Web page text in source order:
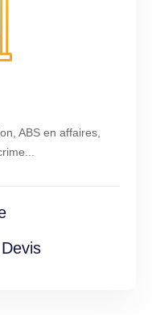
ABS en affaires,